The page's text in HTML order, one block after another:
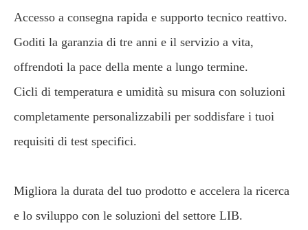
Accesso a consegna rapida e supporto tecnico reattivo.
Goditi la garanzia di tre anni e il servizio a vita,
offrendoti la pace della mente a lungo termine.
Cicli di temperatura e umidità su misura con soluzioni
completamente personalizzabili per soddisfare i tuoi
requisiti di test specifici.
Migliora la durata del tuo prodotto e accelera la ricerca
e lo sviluppo con le soluzioni del settore LIB.